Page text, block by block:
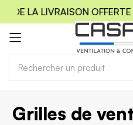
LA LIVRAISON OFFERTE
au
Grilles de